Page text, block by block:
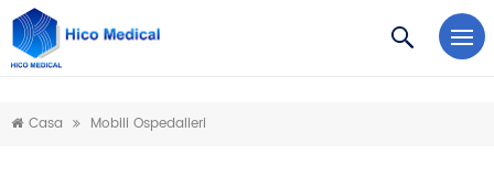
https://www.microsoft.com/en-us/microsoft-teams/log-in
Casa Mobili Ospedalieri